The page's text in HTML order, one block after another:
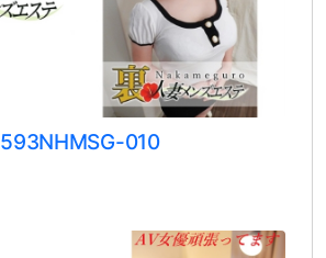
593NHMSG-010